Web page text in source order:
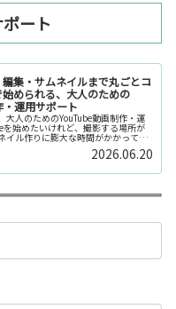
ート
集・サムネイルまで丸ごとコ
められる、大人のための
運用サポート
大人のためのYouTube動画制作・運
を始めたいけれど、撮影する場所が
イル作りに膨大な時間がかかって長
揃えるだけで何万円もかかってしま
2026.06.20